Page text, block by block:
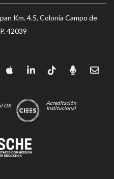
Km. 4.5, Colonia Campo de
42039
OX
Acreditación
Institucional